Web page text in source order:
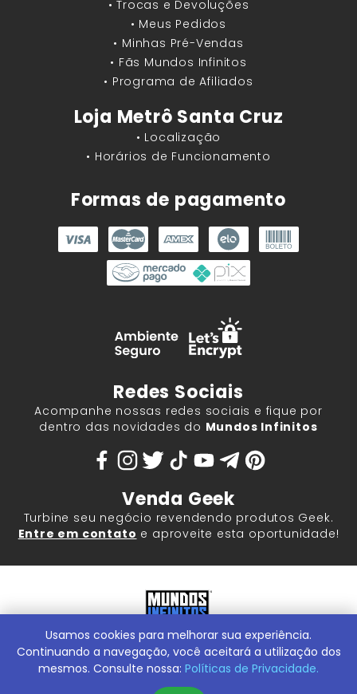
• Trocas e Devoluções
• Meus Pedidos
• Minhas Pré-Vendas
• Fãs Mundos Infinitos
• Programa de Afiliados
Loja Metrô Santa Cruz
• Localização
• Horários de Funcionamento
Formas de pagamento
Redes Sociais
Acompanhe nossas redes sociais e fique por
dentro das novidades do Mundos Infinitos
Venda Geek
Turbine seu negócio revendendo produtos Geek.
Entre em contato e aproveite esta oportunidade!
Mundos Infinitos - Publicações e Geek Store |ContentStuff
Publicações e Assinaturas Ltda. CNPJ - 05.859.917/0001-60.
Conheça nossa Loja Física:Rua Machado Bitencourt, 291 -
Usamos cookies para melhorar sua experiência.
Continuando a navegação, você aceitará a utilização dos
mesmos. Consulte nossa: Políticas de Privacidade.